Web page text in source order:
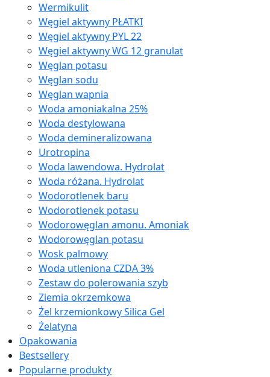
Wermikulit
Węgiel aktywny PŁATKI
Węgiel aktywny PYL 22
Węgiel aktywny WG 12 granulat
Węglan potasu
Węglan sodu
Węglan wapnia
Woda amoniakalna 25%
Woda destylowana
Woda demineralizowana
Urotropina
Woda lawendowa. Hydrolat
Woda różana. Hydrolat
Wodorotlenek baru
Wodorotlenek potasu
Wodorowęglan amonu. Amoniak
Wodorowęglan potasu
Wosk palmowy
Woda utleniona CZDA 3%
Zestaw do polerowania szyb
Ziemia okrzemkowa
Żel krzemionkowy Silica Gel
Żelatyna
Opakowania
Bestsellery
Popularne produkty